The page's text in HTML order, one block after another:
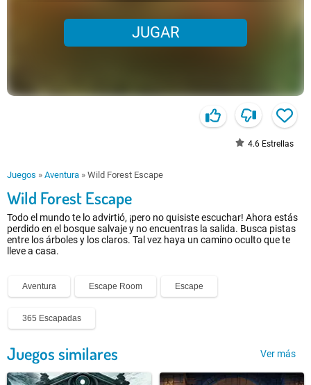
JUGAR
4.6 Estrellas
Juegos » Aventura » Wild Forest Escape
Wild Forest Escape
Todo el mundo te lo advirtió, ¡pero no quisiste escuchar! Ahora estás
perdido en el bosque salvaje y no encuentras la salida. Busca pistas
entre los árboles y los claros. Tal vez haya un camino oculto que te
lleve a casa.
Aventura Escape Room Escape
365 Escapadas
Juegos similares Ver más